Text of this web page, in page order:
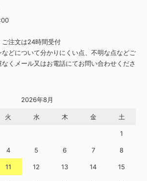
ご注文は24時間受付
どについて分かりにくい点、不明な点などご
くメール又はお電話にてお問い合わせくださ
2026年8月
火 水 木 金 土
1
4 5 6 7 8
11 12 13 14 15